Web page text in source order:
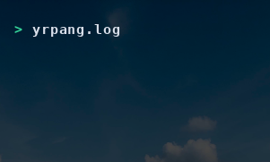
yrpang.log